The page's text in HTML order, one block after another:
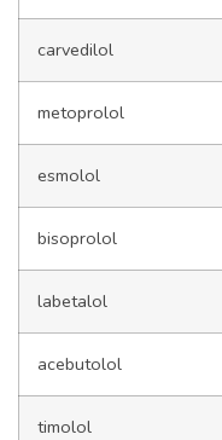
carvedilol
metoprolol
esmolol
bisoprolol
labetalol
acebutolol
timolol